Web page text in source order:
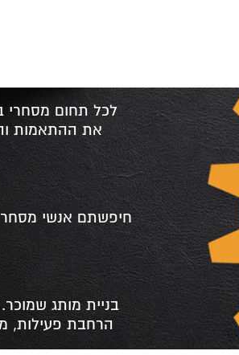
לכל תחום מסחרי
את ההתאמות
חיפשתם אנשי מסחר
בניית מותג